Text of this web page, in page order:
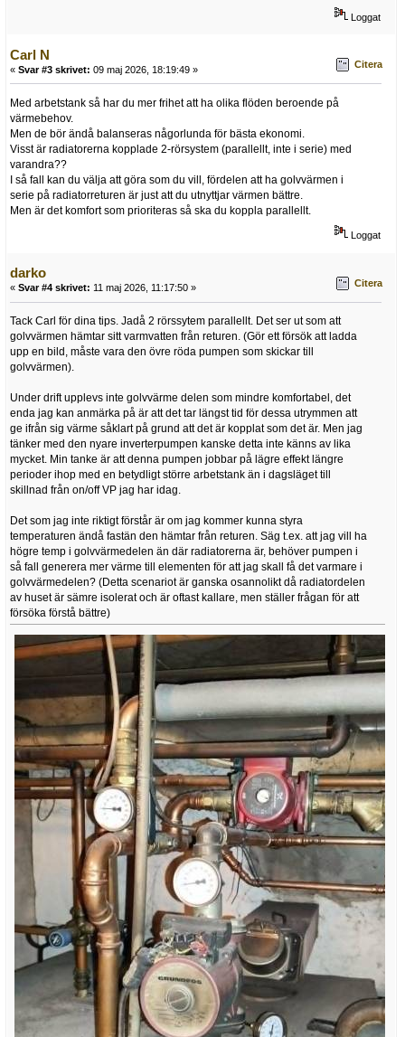
Loggat
Carl N
« Svar #3 skrivet: 09 maj 2026, 18:19:49 » Citera
Med arbetstank så har du mer frihet att ha olika flöden beroende på
värmebehov.
Men de bör ändå balanseras någorlunda för bästa ekonomi.
Visst är radiatorerna kopplade 2-rörsystem (parallellt, inte i serie) med
varandra??
I så fall kan du välja att göra som du vill, fördelen att ha golvvärmen i
serie på radiatorreturen är just att du utnyttjar värmen bättre.
Men är det komfort som prioriteras så ska du koppla parallellt.
Loggat
darko
« Svar #4 skrivet: 11 maj 2026, 11:17:50 » Citera
Tack Carl för dina tips. Jadå 2 rörssytem parallellt. Det ser ut som att
golvvärmen hämtar sitt varmvatten från returen. (Gör ett försök att ladda
upp en bild, måste vara den övre röda pumpen som skickar till
golvvärmen).
Under drift upplevs inte golvvärme delen som mindre komfortabel, det
enda jag kan anmärka på är att det tar längst tid för dessa utrymmen att
ge ifrån sig värme såklart på grund att det är kopplat som det är. Men jag
tänker med den nyare inverterpumpen kanske detta inte känns av lika
mycket. Min tanke är att denna pumpen jobbar på lägre effekt längre
perioder ihop med en betydligt större arbetstank än i dagsläget till
skillnad från on/off VP jag har idag.
Det som jag inte riktigt förstår är om jag kommer kunna styra
temperaturen ändå fastän den hämtar från returen. Säg t.ex. att jag vill ha
högre temp i golvvärmedelen än där radiatorerna är, behöver pumpen i
så fall generera mer värme till elementen för att jag skall få det varmare i
golvvärmedelen? (Detta scenariot är ganska osannolikt då radiatordelen
av huset är sämre isolerat och är oftast kallare, men ställer frågan för att
försöka förstå bättre)